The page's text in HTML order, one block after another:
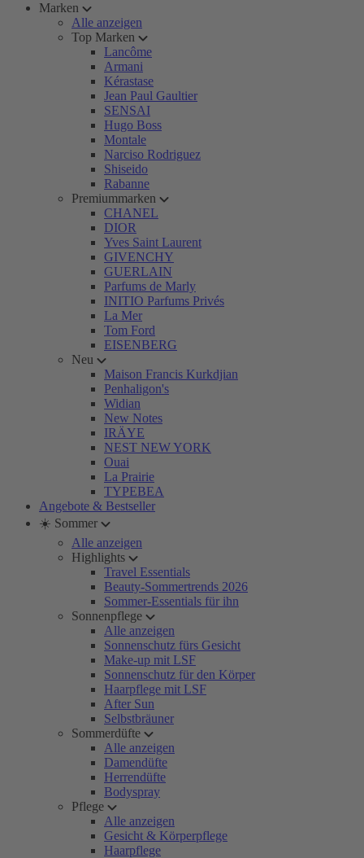
Marken
Alle anzeigen
Top Marken
Lancôme
Armani
Kérastase
Jean Paul Gaultier
SENSAI
Hugo Boss
Montale
Narciso Rodriguez
Shiseido
Rabanne
Premiummarken
CHANEL
DIOR
Yves Saint Laurent
GIVENCHY
GUERLAIN
Parfums de Marly
INITIO Parfums Privés
La Mer
Tom Ford
EISENBERG
Neu
Maison Francis Kurkdjian
Penhaligon's
Widian
New Notes
IRÄYE
NEST NEW YORK
Ouai
La Prairie
TYPEBEA
Angebote & Bestseller
☀️ Sommer
Alle anzeigen
Highlights
Travel Essentials
Beauty-Sommertrends 2026
Sommer-Essentials für ihn
Sonnenpflege
Alle anzeigen
Sonnenschutz fürs Gesicht
Make-up mit LSF
Sonnenschutz für den Körper
Haarpflege mit LSF
After Sun
Selbstbräuner
Sommerdüfte
Alle anzeigen
Damendüfte
Herrendüfte
Bodyspray
Pflege
Alle anzeigen
Gesicht & Körperpflege
Haarpflege